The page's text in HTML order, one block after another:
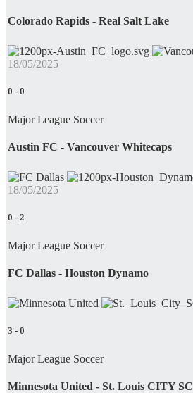
Colorado Rapids - Real Salt Lake
18/05/2025
0 - 0
Major League Soccer
Austin FC - Vancouver Whitecaps
18/05/2025
0 - 2
Major League Soccer
FC Dallas - Houston Dynamo
3 - 0
Major League Soccer
Minnesota United - St. Louis CITY SC